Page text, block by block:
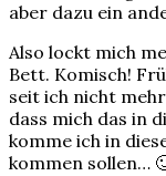
aber dazu ein
Also lockt mich
Bett. Komisch!
seit ich nicht
dass mich das in
komme ich in
kommen sollen…